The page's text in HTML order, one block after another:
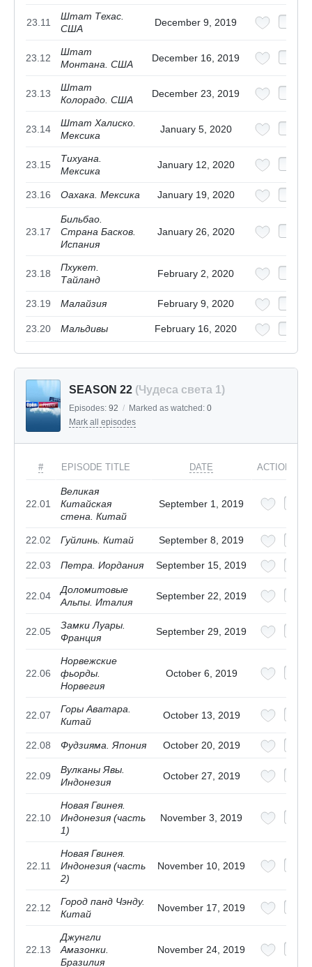
23.11
Штат Техас.
США
December 9, 2019
23.12
Штат
Монтана. США
December 16, 2019
23.13
Штат
Колорадо. США
December 23, 2019
23.14
Штат Халиско.
Мексика
January 5, 2020
23.15
Тихуана.
Мексика
January 12, 2020
23.16 Оахака. Мексика January 19, 2020
23.17
Бильбао.
Страна Басков.
Испания
January 26, 2020
23.18
Пхукет.
Тайланд
February 2, 2020
23.19 Малайзия February 9, 2020
23.20 Мальдивы February 16, 2020
SEASON 22 (Чудеса света 1)
Episodes: 92 / Marked as watched: 0
Mark all episodes
# EPISODE TITLE DATE ACTIONS
22.01
Великая
Китайская
стена. Китай
September 1, 2019
22.02 Гуйлинь. Китай September 8, 2019
22.03 Петра. Иордания September 15, 2019
22.04
Доломитовые
Альпы. Италия
September 22, 2019
22.05
Замки Луары.
Франция
September 29, 2019
22.06
Норвежские
фьорды.
Норвегия
October 6, 2019
22.07
Горы Аватара.
Китай
October 13, 2019
22.08 Фудзияма. Япония October 20, 2019
22.09
Вулканы Явы.
Индонезия
October 27, 2019
22.10
Новая Гвинея.
Индонезия (часть
1)
November 3, 2019
22.11
Новая Гвинея.
Индонезия (часть
2)
November 10, 2019
22.12
Город панд Чэнду.
Китай
November 17, 2019
22.13
Джунгли
Амазонки.
Бразилия
November 24, 2019